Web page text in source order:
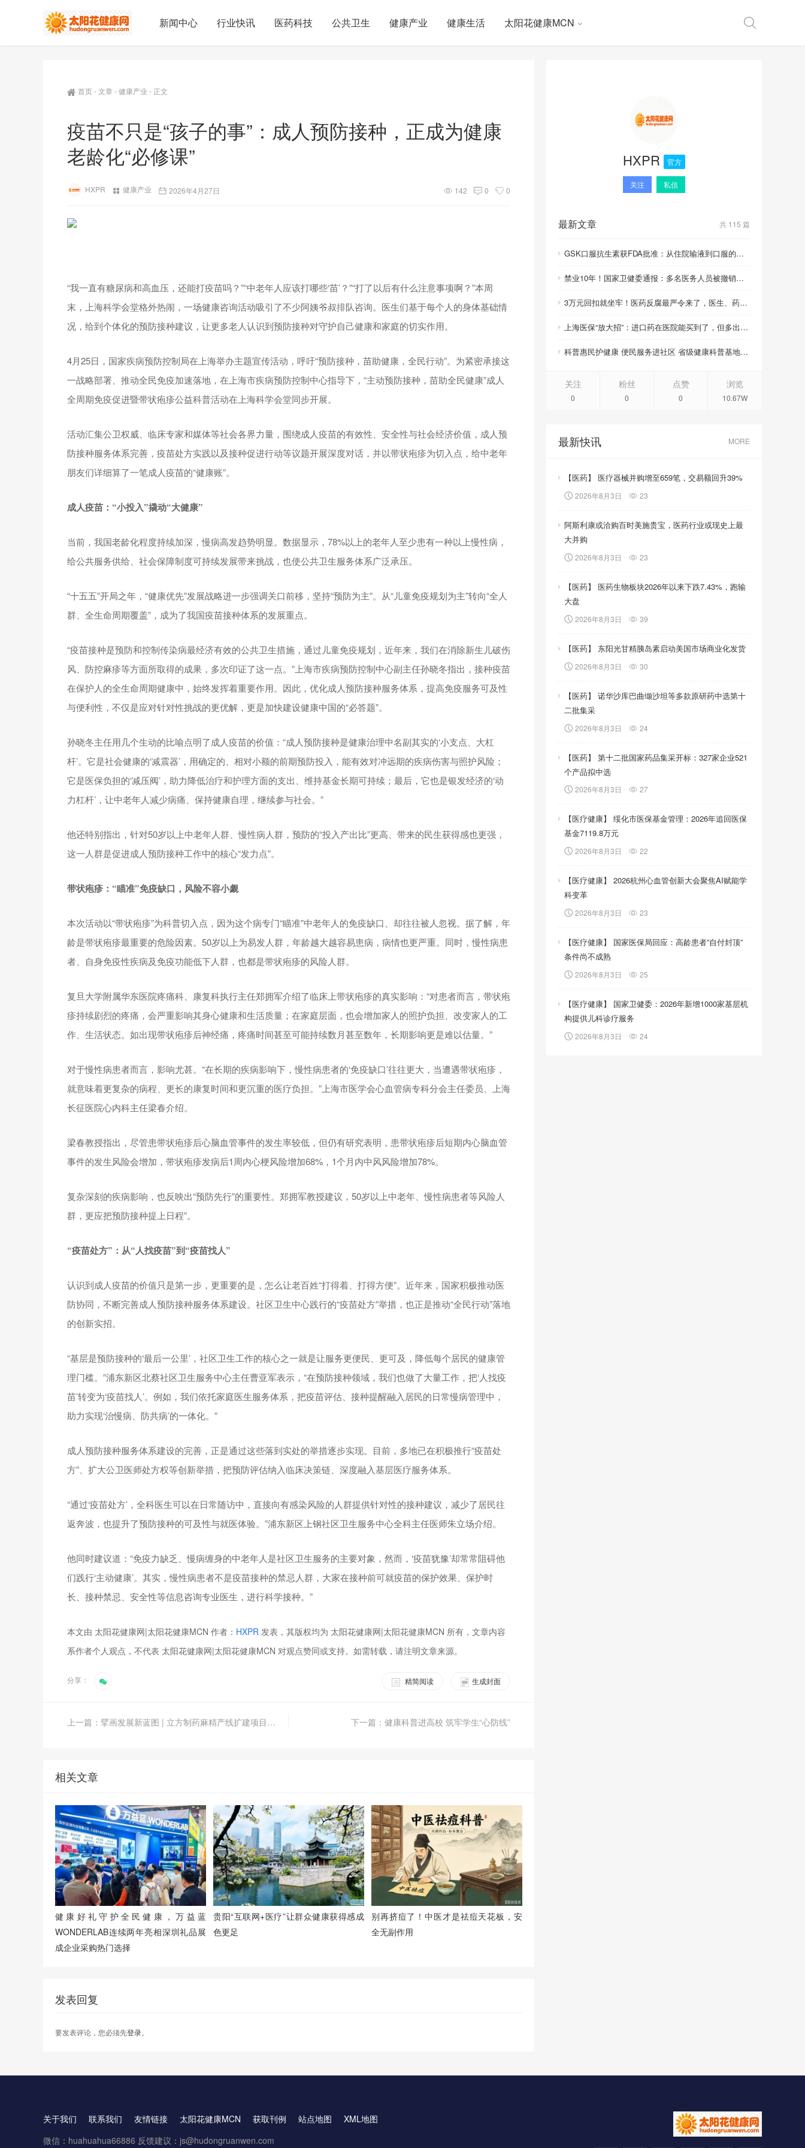
新闻中心 行业快讯 医药科技 公共卫生 健康产业 健康生活 太阳花健康MCN
首页-文章-健康产业 - 正文
疫苗不只是“孩子的事”：成人预防接种，正成为健康
老龄化“必修课”
HXPR 健康产业 2026年4月27日 142 0 0
“我一直有糖尿病和高血压，还能打疫苗吗？”“中老年人应该打哪些‘苗’？”“打了以后有什么注意事项啊？”本周
末，上海科学会堂格外热闹，一场健康咨询活动吸引了不少阿姨爷叔排队咨询。医生们基于每个人的身体基础情
况，给到个体化的预防接种建议，让更多老人认识到预防接种对守护自己健康和家庭的切实作用。
4月25日，国家疾病预防控制局在上海举办主题宣传活动，呼吁“预防接种，苗助健康，全民行动”。为紧密承接这
一战略部署、推动全民免疫加速落地，在上海市疾病预防控制中心指导下，“主动预防接种，苗助全民健康”成人
全周期免疫促进暨带状疱疹公益科普活动在上海科学会堂同步开展。
活动汇集公卫权威、临床专家和媒体等社会各界力量，围绕成人疫苗的有效性、安全性与社会经济价值，成人预
防接种服务体系完善，疫苗处方实践以及接种促进行动等议题开展深度对话，并以带状疱疹为切入点，给中老年
朋友们详细算了一笔成人疫苗的“健康账”。
成人疫苗：“小投入”撬动“大健康”
当前，我国老龄化程度持续加深，慢病高发趋势明显。数据显示，78%以上的老年人至少患有一种以上慢性病，
给公共服务供给、社会保障制度可持续发展带来挑战，也使公共卫生服务体系广泛承压。
“十五五”开局之年，“健康优先”发展战略进一步强调关口前移，坚持“预防为主”。从“儿童免疫规划为主”转向“全人
群、全生命周期覆盖”，成为了我国疫苗接种体系的发展重点。
“疫苗接种是预防和控制传染病最经济有效的公共卫生措施，通过儿童免疫规划，近年来，我们在消除新生儿破伤
风、防控麻疹等方面所取得的成果，多次印证了这一点。”上海市疾病预防控制中心副主任孙晓冬指出，接种疫苗
在保护人的全生命周期健康中，始终发挥着重要作用。因此，优化成人预防接种服务体系，提高免疫服务可及性
与便利性，不仅是应对针对性挑战的更优解，更是加快建设健康中国的“必答题”。
孙晓冬主任用几个生动的比喻点明了成人疫苗的价值：“成人预防接种是健康治理中名副其实的‘小支点、大杠
杆’。它是社会健康的‘减震器’，用确定的、相对小额的前期预防投入，能有效对冲远期的疾病伤害与照护风险；
它是医保负担的‘减压阀’，助力降低治疗和护理方面的支出、维持基金长期可持续；最后，它也是银发经济的‘动
力杠杆’，让中老年人减少病痛、保持健康自理，继续参与社会。”
他还特别指出，针对50岁以上中老年人群、慢性病人群，预防的“投入产出比”更高、带来的民生获得感也更强，
这一人群是促进成人预防接种工作中的核心“发力点”。
带状疱疹：“瞄准”免疫缺口，风险不容小觑
本次活动以“带状疱疹”为科普切入点，因为这个病专门“瞄准”中老年人的免疫缺口、却往往被人忽视。据了解，年
龄是带状疱疹最重要的危险因素。50岁以上为易发人群，年龄越大越容易患病，病情也更严重。同时，慢性病患
者、自身免疫性疾病及免疫功能低下人群，也都是带状疱疹的风险人群。
复旦大学附属华东医院疼痛科、康复科执行主任郑拥军介绍了临床上带状疱疹的真实影响：“对患者而言，带状疱
疹持续剧烈的疼痛，会严重影响其身心健康和生活质量；在家庭层面，也会增加家人的照护负担、改变家人的工
作、生活状态。如出现带状疱疹后神经痛，疼痛时间甚至可能持续数月甚至数年，长期影响更是难以估量。”
对于慢性病患者而言，影响尤甚。“在长期的疾病影响下，慢性病患者的‘免疫缺口’往往更大，当遭遇带状疱疹，
就意味着更复杂的病程、更长的康复时间和更沉重的医疗负担。”上海市医学会心血管病专科分会主任委员、上海
长征医院心内科主任梁春介绍。
梁春教授指出，尽管患带状疱疹后心脑血管事件的发生率较低，但仍有研究表明，患带状疱疹后短期内心脑血管
事件的发生风险会增加，带状疱疹发病后1周内心梗风险增加68%，1个月内中风风险增加78%。
复杂深刻的疾病影响，也反映出“预防先行”的重要性。郑拥军教授建议，50岁以上中老年、慢性病患者等风险人
群，更应把预防接种提上日程”。
“疫苗处方”：从“人找疫苗”到“疫苗找人”
认识到成人疫苗的价值只是第一步，更重要的是，怎么让老百姓“打得着、打得方便”。近年来，国家积极推动医
防协同，不断完善成人预防接种服务体系建设。社区卫生中心践行的“疫苗处方”举措，也正是推动“全民行动”落地
的创新实招。
“基层是预防接种的‘最后一公里’，社区卫生工作的核心之一就是让服务更便民、更可及，降低每个居民的健康管
理门槛。”浦东新区北蔡社区卫生服务中心主任曹亚军表示，“在预防接种领域，我们也做了大量工作，把‘人找疫
苗’转变为‘疫苗找人’。例如，我们依托家庭医生服务体系，把疫苗评估、接种提醒融入居民的日常慢病管理中，
助力实现‘治慢病、防共病’的一体化。”
成人预防接种服务体系建设的完善，正是通过这些落到实处的举措逐步实现。目前，多地已在积极推行“疫苗处
方”、扩大公卫医师处方权等创新举措，把预防评估纳入临床决策链、深度融入基层医疗服务体系。
“通过‘疫苗处方’，全科医生可以在日常随访中，直接向有感染风险的人群提供针对性的接种建议，减少了居民往
返奔波，也提升了预防接种的可及性与就医体验。”浦东新区上钢社区卫生服务中心全科主任医师朱立场介绍。
他同时建议道：“免疫力缺乏、慢病缠身的中老年人是社区卫生服务的主要对象，然而，‘疫苗犹豫’却常常阻碍他
们践行‘主动健康’。其实，慢性病患者不是疫苗接种的禁忌人群，大家在接种前可就疫苗的保护效果、保护时
长、接种禁忌、安全性等信息咨询专业医生，进行科学接种。”
本文由 太阳花健康网|太阳花健康MCN 作者： HXPR 发表，其版权均为 太阳花健康网|太阳花健康MCN 所有，文章内容
系作者个人观点，不代表 太阳花健康网|太阳花健康MCN 对观点赞同或支持。如需转载，请注明文章来源。
分享： 生成封面
精简阅读
上一篇：擘画发展新蓝图 | 立方制药麻精产线扩建项目正式动工 下一篇：健康科普进高校 筑牢学生“心防线”
相关文章
健康好礼守护全民健康，万益蓝
WONDERLAB连续两年亮相深圳礼品展
成企业采购热门选择
贵阳“互联网+医疗”让群众健康获得感成
色更足
别再挤痘了！中医才是祛痘天花板，安
全无副作用
发表回复
要发表评论，您必须先登录。
HXPR 官方
关注 私信
最新文章 共 115 篇
GSK口服抗生素获FDA批准：从住院输液到口服的里程碑
禁业10年！国家卫健委通报：多名医务人员被撤销职称职务、取消晋升资格
3万元回扣就坐牢！医药反腐最严令来了，医生、药企、医药代表将无一幸免
上海医保“放大招”：进口药在医院能买到了，但多出的钱你得自己掏！
科普惠民护健康 便民服务进社区 省级健康科普基地活动周启幕
关注
0
粉丝
0
点赞
0
浏览
10.67W
最新快讯 MORE
【医药】 医疗器械并购增至659笔，交易额回升39%
2026年8月3日 23
阿斯利康或洽购百时美施贵宝，医药行业或现史上最
大并购
2026年8月3日 23
【医药】 医药生物板块2026年以来下跌7.43%，跑输
大盘
2026年8月3日 39
【医药】 东阳光甘精胰岛素启动美国市场商业化发货
2026年8月3日 30
【医药】 诺华沙库巴曲缬沙坦等多款原研药中选第十
二批集采
2026年8月3日 24
【医药】 第十二批国家药品集采开标：327家企业521
个产品拟中选
2026年8月3日 27
【医疗健康】 绥化市医保基金管理：2026年追回医保
基金7119.8万元
2026年8月3日 22
【医疗健康】 2026杭州心血管创新大会聚焦AI赋能学
科变革
2026年8月3日 23
【医疗健康】 国家医保局回应：高龄患者”自付封顶”
条件尚不成熟
2026年8月3日 25
【医疗健康】 国家卫健委：2026年新增1000家基层机
构提供儿科诊疗服务
2026年8月3日 24
关于我们 联系我们 友情链接 太阳花健康MCN 获取刊例 站点地图
XML地图
微信：huahuahua66886 反馈建议：js@hudongruanwen.com